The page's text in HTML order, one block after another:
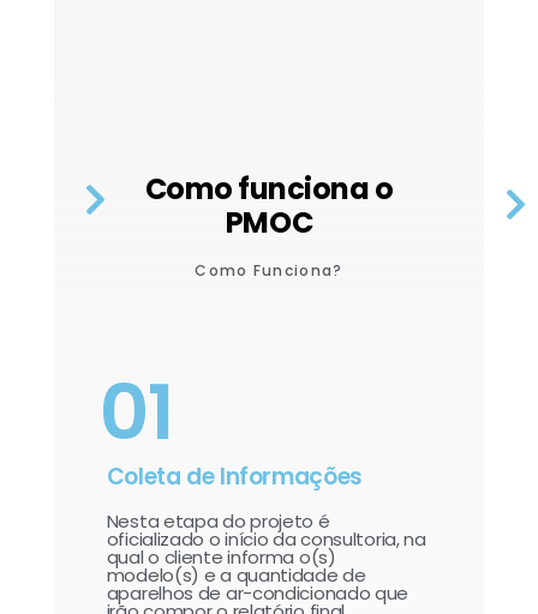
Como funciona o
PMOC
Como Funciona?
01
Coleta de Informações
Nesta etapa do projeto é
oficializado o início da consultoria, na
qual o cliente informa o(s)
modelo(s) e a quantidade de
aparelhos de ar-condicionado que